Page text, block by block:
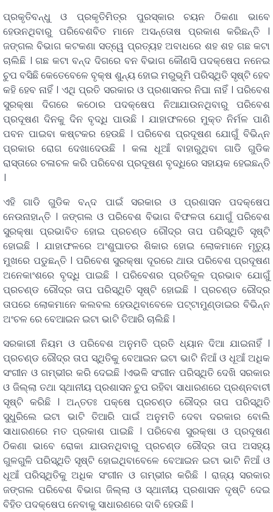
ପ୍ରକୃତିବନ୍ଧୁ ଓ ପ୍ରକୃତିମିତ୍ର ପୁରସ୍କାର ଚୟନ ଠିକଣା ଭାବେ
ହେଉନଥିବାରୁ ପରିବେଶବିତ ମାନେ ଅସନ୍ତୋଷ ପ୍ରକାଶ କରିଛନ୍ତି ।
ଜଙ୍ଗଲ ବିଭାଗ କଟକଣା ସତ୍ୱେ ପ୍ରତ୍ୟହ ଅବାଧରେ ଶହ ଶହ ଗଛ କଟା
ଚାଲିଛି । ଗଛ କଟା ବନ୍ଦ ଦିଗରେ ବନ ବିଭାଗ କୌଣସି ପଦକ୍ଷେପ ନନେଇ
ଚୁପ ବସିଛି କେତେବେଳେ ବୃକ୍ଷ ଶୁନ୍ୟ ହୋଇ ମରୁଭୂମି ପରିସ୍ଥିତି ସୃଷ୍ଟି ହେବ
କହି ହେବ ନାହିଁ । ଏଥି ପ୍ରତି ସରକାର ଓ ପ୍ରଶାସନର ନିଘା ନାହିଁ । ପରିବେଶ
ସୁରକ୍ଷା ଦିଗରେ କଠୋର ପଦକ୍ଷେପ ନିଆଯାଉନଥିବାରୁ ପରିବେଶ
ପ୍ରଦୂଷଣ ଦିନକୁ ଦିନ ବୃଦ୍ଧି ପାଉଛି । ଯାହାଫଳରେ ମୁକ୍ତ ନିର୍ମଳ ପାଣି
ପବନ ପାଇବା କଷ୍ଟକର ହେଉଛି । ପରିବେଶ ପ୍ରଦୂଷଣ ଯୋଗୁଁ ବିଭିନ୍ନ
ପ୍ରକାର ରୋଗ ଦେଖାଦେଉଛି । କଳା ଧୂଆଁ ବାହାରୁଥିବା ଗାଡି ଗୁଡିକ
ରାସ୍ତାରେ ଚଳାଚଳ କରି ପରିବେଶ ପ୍ରଦୂଷଣ ବୃଦ୍ଧିରେ ସହାୟକ ହେଇଛନ୍ତି
।
ଏହି ଗାଡି ଗୁଡିକ ବନ୍ଦ ପାଇଁ ସରକାର ଓ ପ୍ରଶାସନ ପଦକ୍ଷେପ
ନେଉନାହାନ୍ତି । ଜଙ୍ଗଲ ଓ ପରିବେଶ ବିଭାଗ ବିଫଳତା ଯୋଗୁଁ ପରିବେଶ
ସୁରକ୍ଷା ପ୍ରଭାବିତ ହୋଇ ପ୍ରଚଣ୍ଡ ରୌଦ୍ର ତାପ ପରିସ୍ଥିତି ସୃଷ୍ଟି
ହୋଇଛି । ଯାହାଫଳରେ ଅଂଶୁଘାତର ଶିକାର ହୋଇ ଲୋକମାନେ ମୃତ୍ୟୁ
ମୁଖରେ ପଡୁଛନ୍ତି । ପରିବେଶ ସୁରକ୍ଷା ଦୂରରେ ଥାଉ ପରିବେଶ ପ୍ରଦୂଷଣ
ଅନେକାଂଶରେ ବୃଦ୍ଧି ପାଇଛି । ପରିବେଶର ପ୍ରତିକୂଳ ପ୍ରଭାବ ଯୋଗୁଁ
ପ୍ରଚଣ୍ଡ ରୌଦ୍ର ତାପ ପରିସ୍ଥିତି ସୃଷ୍ଟି ହୋଇଛି । ପ୍ରଚଣ୍ଡ ରୌଦ୍ର
ତାପରେ ଲୋକମାନେ କଲବଲ ହେଉଥିବାବେଳେ ପଟ୍ଟାମୁଣ୍ଡାଇର ବିଭିନ୍ନ
ଅଂଚଳ ରେ ବେଆଇନ ଇଟା ଭାଟି ତିଆରି ଚାଲିଛି ।
ସରକାରୀ ନିୟମ ଓ ପରିବେଶ ଅନୁମତି ପ୍ରତି ଧ୍ୟାନ ଦିଆ ଯାଇନାହିଁ ।
ପ୍ରଚଣ୍ଡ ରୌଦ୍ର ତାପ ସ୍ଥିତିକୁ ବେଆଇନ ଇଟା ଭାଟି ନିଆଁ ଓ ଧୂଆଁ ଅଧିକ
ସଂଗୀନ ଓ ଗମ୍ଭୀର କରି ଦେଇଛି ।ଏଭଳି ସଂଗୀନ ପରିସ୍ଥିତି ଦେଖି ସରକାର
ଓ ଜିଲ୍ଲା ତଥା ସ୍ଥାନୀୟ ପ୍ରଶାସନ ଚୁପ ରହିବା ସାଧାରଣରେ ପ୍ରଶ୍ନବାଚୀ
ସୃଷ୍ଟି କରିଛି । ଅନ୍ତତଃ ପକ୍ଷେ ପ୍ରଚଣ୍ଡ ରୌଦ୍ର ତାପ ପରିସ୍ଥିତି
ସୁଧୁରିଲେ ଇଟା ଭାଟି ତିଆରି ପାଇଁ ଅନୁମତି ଦେବା ଦରକାର ବୋଲି
ସାଧାରଣରେ ମତ ପ୍ରକାଶ ପାଇଛି । ପରିବେଶ ସୁରକ୍ଷା ଓ ପ୍ରଦୂଷଣ
ଠିକଣା ଭାବେ ରୋକା ଯାଉନଥିବାରୁ ପ୍ରଚଣ୍ଡ ରୌଦ୍ର ତାପ ଅସହ୍ୟ
ଗୁଳଗୁଳି ପରିସ୍ଥିତି ସୃଷ୍ଟି ହୋଇଥିବାବେଳେ ବେଆଇନ ଇଟା ଭାଟି ନିଆଁ ଓ
ଧୂଆଁ ପରିସ୍ଥିତିକୁ ଅଧିକ ସଂଗୀନ ଓ ଗମ୍ଭୀର କରିଛି । ରାଜ୍ୟ ସରକାର
ଜଙ୍ଗଲ ପରିବେଶ ବିଭାଗ ଜିଲ୍ଲା ଓ ସ୍ଥାନୀୟ ପ୍ରଶାସନ ଦୃଷ୍ଟି ଦେଇ
ବିହିତ ପଦକ୍ଷେପ ନେବାକୁ ସାଧାରଣରେ ଦାବି ହେଉଛି ।